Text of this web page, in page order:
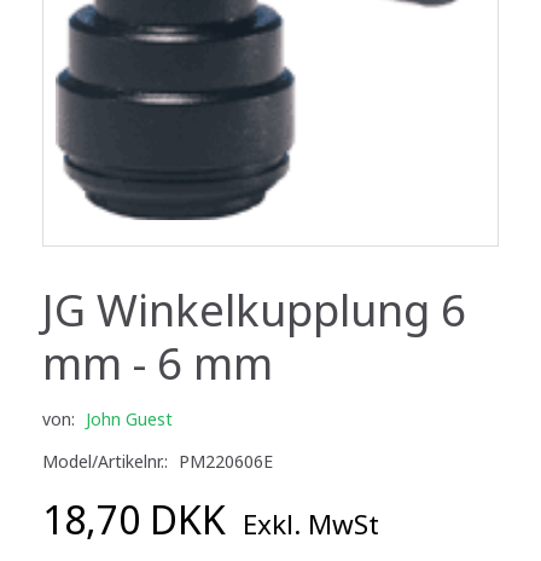
JG Winkelkupplung 6
mm - 6 mm
von: John Guest
Model/Artikelnr.: PM220606E
18,70 DKK Exkl. MwSt